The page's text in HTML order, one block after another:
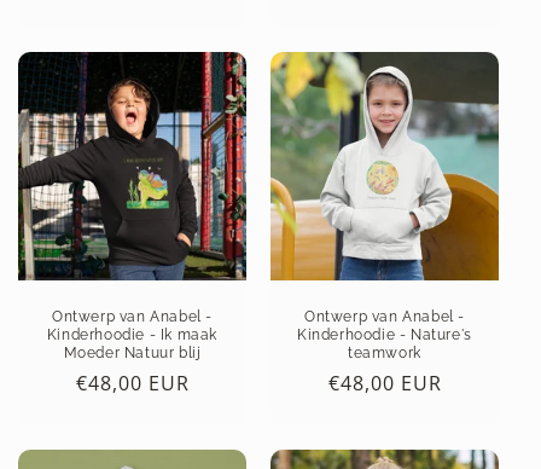
Ontwerp van Anabel -
Kinderhoodie - Ik maak
Moeder Natuur blij
Normale
€48,00 EUR
Ontwerp van Anabel -
Kinderhoodie - Nature's
teamwork
Normale
€48,00 EUR